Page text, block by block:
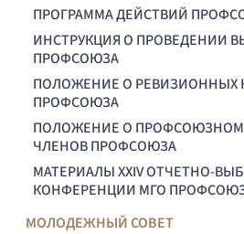
ПРОГРАММА ДЕЙСТВИЙ
ИНСТРУКЦИЯ О ПРОВЕДЕНИИ
ПРОФСОЮЗА
ПОЛОЖЕНИЕ О РЕВИЗИОННЫХ
ПРОФСОЮЗА
ПОЛОЖЕНИЕ О ПРОФСОЮЗНОМ
ЧЛЕНОВ ПРОФСОЮЗА
МАТЕРИАЛЫ XXIV ОТЧЕТНО-
КОНФЕРЕНЦИИ МГО
МОЛОДЕЖНЫЙ СОВЕТ